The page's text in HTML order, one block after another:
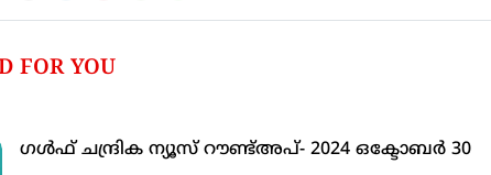
FOR YOU
ഗള്‍ഫ് ചന്ദ്രിക ന്യൂസ് റൗണ്ട്അപ്- 2024 ഒക്ടോബര്‍ 30